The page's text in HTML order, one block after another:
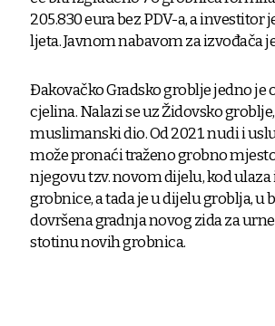
205.830 eura bez PDV-a, a
ljeta. Javnom nabavom za izvođača
Đakovačko Gradsko groblje jedno
cjelina. Nalazi se uz Židovsko
muslimanski dio. Od 2021. nudi i
može pronaći traženo grobno
njegovu tzv. novom dijelu, kod ulaza
grobnice, a tada je u dijelu groblja,
dovršena gradnja novog zida za
stotinu novih grobnica.